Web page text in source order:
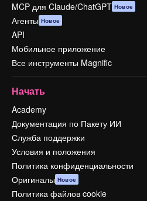
MCP для Claude/ChatGPT Новое
Агенты Новое
API
Мобильное приложение
Все инструменты Magnific
Начать
Academy
Документация по Пакету ИИ
Служба поддержки
Условия и положения
Политика конфиденциальности
Оригиналы Новое
Политика файлов cookie